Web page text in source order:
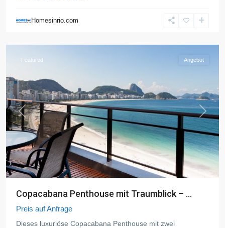
Homesinrio.com
de
Previous Next
Featured Angebot
Copacabana Penthouse mit Traumblick – ...
Preis auf Anfrage
Dieses luxuriöse Copacabana Penthouse mit zwei